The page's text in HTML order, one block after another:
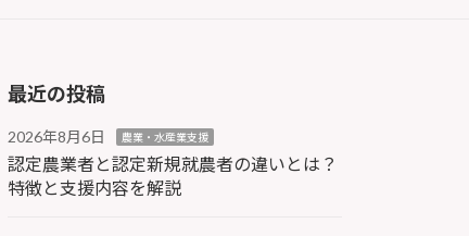
最近の投稿
2026年8月6日 農業・水産業支援
認定農業者と認定新規就農者の違いとは？
特徴と支援内容を解説